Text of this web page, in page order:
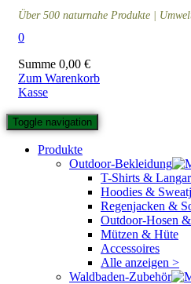
Über 500 naturnahe Produkte |
0
Summe 0,00 €
Zum Warenkorb
Kasse
Toggle navigation
Produkte
Outdoor-Bekleidung
T-Shirts &
Hoodies &
Regenjacken &
Outdoor-Hosen
Mützen & Hüte
Accessoires
Alle anzeigen >
Waldbaden-Zubehör